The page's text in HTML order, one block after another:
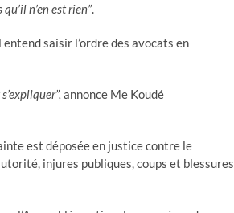
n’en est rien”.
saisir l’ordre des avocats en
annonce Me Koudé
est déposée en justice contre le
injures publiques, coups et blessures